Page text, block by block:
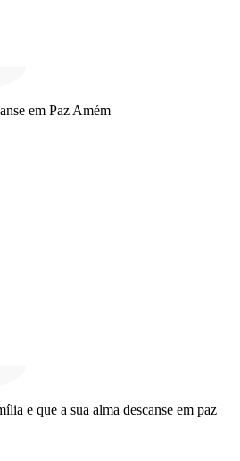
em Paz Amém
e que a sua alma descanse em paz